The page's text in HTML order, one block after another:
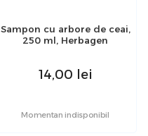
Sampon cu arbore de ceai,
250 ml, Herbagen
14,00 lei
Momentan indisponibil